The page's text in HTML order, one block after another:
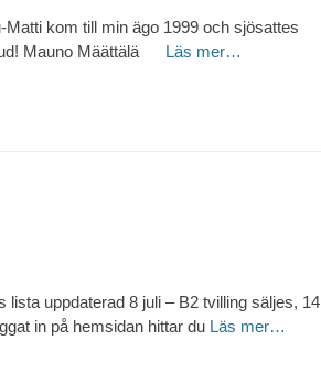
kom till min ägo 1999 och sjösattes
Mauno Määttälä Läs mer…
uppdaterad 8 juli – B2 tvilling säljes, 14
in på hemsidan hittar du Läs mer…